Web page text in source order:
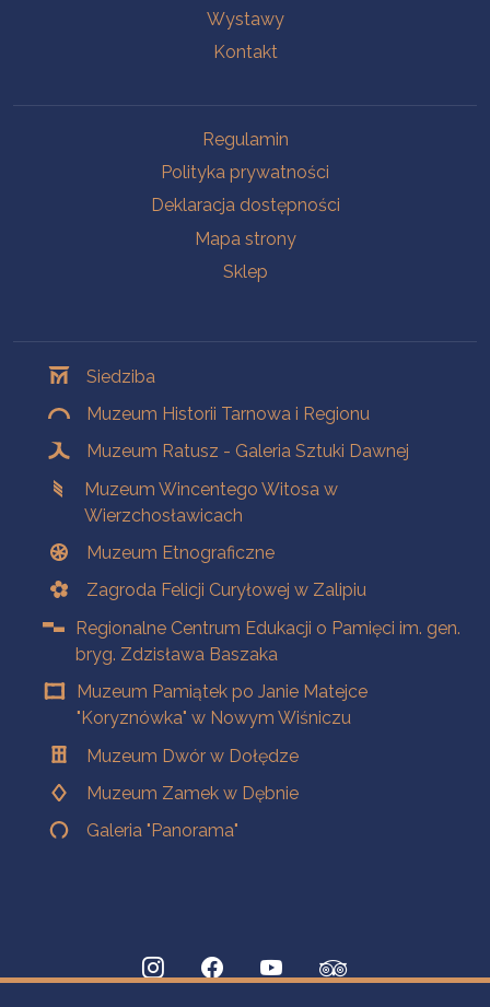
Wystawy
Kontakt
Regulamin
Polityka prywatności
Deklaracja dostępności
Mapa strony
Sklep
Siedziba
Muzeum Historii Tarnowa i Regionu
Muzeum Ratusz - Galeria Sztuki Dawnej
Muzeum Wincentego Witosa w
Wierzchosławicach
Muzeum Etnograficzne
Zagroda Felicji Curyłowej w Zalipiu
Regionalne Centrum Edukacji o Pamięci im. gen.
bryg. Zdzisława Baszaka
Muzeum Pamiątek po Janie Matejce
"Koryznówka" w Nowym Wiśniczu
Muzeum Dwór w Dołędze
Muzeum Zamek w Dębnie
Galeria "Panorama"